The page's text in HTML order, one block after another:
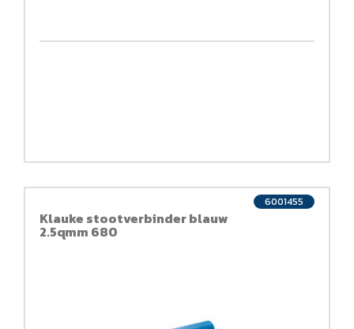
Klauke stootverbinder blauw
2.5qmm 680
6001455